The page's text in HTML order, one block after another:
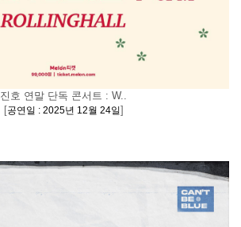
진호 연말 단독 콘서트 : W..
[공연일 : 2025년 12월 24일]